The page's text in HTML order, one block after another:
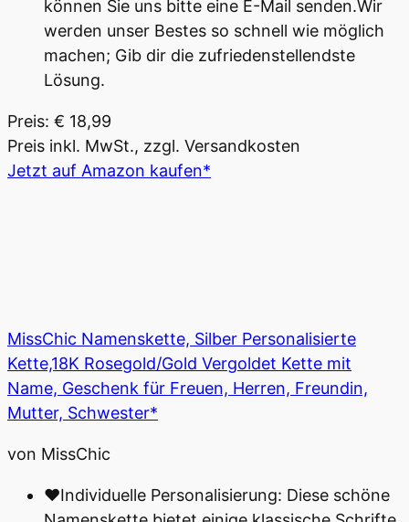
können Sie uns bitte eine E-Mail senden.Wir
werden unser Bestes so schnell wie möglich
machen; Gib dir die zufriedenstellendste
Lösung.
Preis: € 18,99
Preis inkl. MwSt., zzgl. Versandkosten
Jetzt auf Amazon kaufen*
MissChic Namenskette, Silber Personalisierte
Kette,18K Rosegold/Gold Vergoldet Kette mit
Name, Geschenk für Freuen, Herren, Freundin,
Mutter, Schwester*
von MissChic
♥Individuelle Personalisierung: Diese schöne